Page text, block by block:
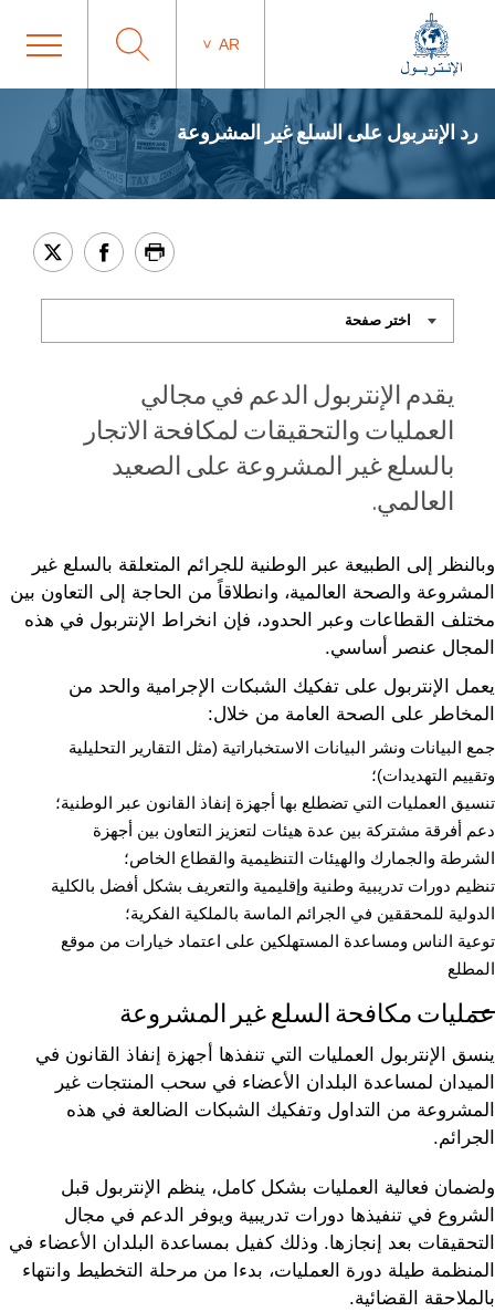
AR
رد الإنتربول على السلع غير المشروعة
يقدم الإنتربول الدعم في مجالي
العمليات والتحقيقات لمكافحة الاتجار
بالسلع غير المشروعة على الصعيد
العالمي.
وبالنظر إلى الطبيعة عبر الوطنية للجرائم المتعلقة بالسلع غير
المشروعة والصحة العالمية، وانطلاقاً من الحاجة إلى التعاون بين
مختلف القطاعات وعبر الحدود، فإن انخراط الإنتربول في هذه
المجال عنصر أساسي.
يعمل الإنتربول على تفكيك الشبكات الإجرامية والحد من
المخاطر على الصحة العامة من خلال:
جمع البيانات ونشر البيانات الاستخباراتية (مثل التقارير التحليلية
وتقييم التهديدات)؛
تنسيق العمليات التي تضطلع بها أجهزة إنفاذ القانون عبر الوطنية؛
دعم أفرقة مشتركة بين عدة هيئات لتعزيز التعاون بين أجهزة
الشرطة والجمارك والهيئات التنظيمية والقطاع الخاص؛
تنظيم دورات تدريبية وطنية وإقليمية والتعريف بشكل أفضل بالكلية
الدولية للمحققين في الجرائم الماسة بالملكية الفكرية؛
توعية الناس ومساعدة المستهلكين على اعتماد خيارات من موقع
المطلع
عمليات مكافحة السلع غير المشروعة
ينسق الإنتربول العمليات التي تنفذها أجهزة إنفاذ القانون في
الميدان لمساعدة البلدان الأعضاء في سحب المنتجات غير
المشروعة من التداول وتفكيك الشبكات الضالعة في هذه
الجرائم.
ولضمان فعالية العمليات بشكل كامل، ينظم الإنتربول قبل
الشروع في تنفيذها دورات تدريبية ويوفر الدعم في مجال
التحقيقات بعد إنجازها. وذلك كفيل بمساعدة البلدان الأعضاء في
المنظمة طيلة دورة العمليات، بدءا من مرحلة التخطيط وانتهاء
بالملاحقة القضائية.